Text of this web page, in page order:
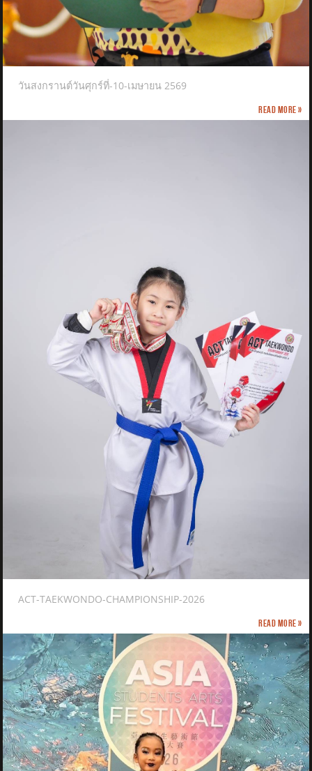
วันสงกรานต์วันศุกร์ที่-10-เมษายน 2569
Read more »
ACT-TAEKWONDO-CHAMPIONSHIP-2026
Read more »